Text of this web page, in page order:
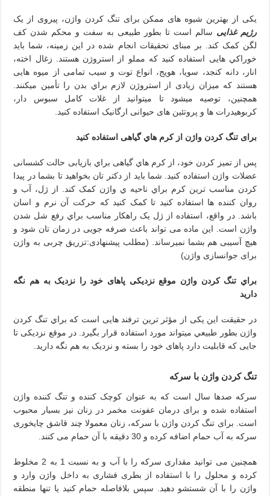
یکی از بهترین شیوه های ممکن برای تنگ کردن واژن، پیروی از یک
رژیم غذایی سالم است تا بطور طبيعی به سفت و محکم شدن کف
لگن کمک کند. بر مبنای تحقيقات انجام شده در این زمينه، شما باید
خوراکي هایی استفاده کنید که مملو از استروژن هستند. زغال اخته،
انار، دانه کنجد، سویا، هویج، انواع توت و سیب تمامی از میوه هایی
هستند که ميزان زيادی از استروژن لازم براي بدن را تأمين ميکنند.
همچنين، توصیه ميشود تا میتوانید از غلات کامل سبوس دار،
کربوهیدرات ها و پروتئین های حیوانی ارگانیک استفاده کنید.
برای تنگ کردن واژن از کرم هاي گیاهی استفاده کنید
پس از تمیز کردن خود، از کرم هاي گیاهی براي بازیابی حالت کشسانی
عضلات واژن استفاده کنید. شما باید از دکتر تان بخواهید تا بشما در پیدا
کردن مناسب ترین کرم براي ناحیه ي واژن کمک کند. از ژل، آب و
روان کننده ها استفاده کنید تا کمک کنید که حرکت آن نرم و اسان
باشد. در واقع، استفاده از ژل یک راهکار مناسب براي رفع شل شدن
واژن است. این ماده می تواند باعث صرفه جویی در زمان تان شود و
هیچ آسیبی هم بشما نمیرساند. (مطلب پیشنهادی:تزریق چربی به واژن
برای جوانسازی واژن)
براي تنگ کردن واژن موقع نزدیکی پاهای خود را نزديک به هم نگه
دارید
در حقیقت این یکی از مؤثر ترین ترفند هایی است که براي تنگ کردن
واژن بطور طبيعي میتواند مورد استفاده قرار بگیرد. در موقع نزدیکی تا
جایی که قابلیت دارد پاهای خود را بسته و نزديک به هم نگه دارید.
تنگ کردن واژن با سرکه
سرکه صدها سال است که به عنوان کوچک کننده و تنگ کننده واژن
استفاده شده و برای درمان عفونت مخمر در زنان نیز بسیار محبوب
است. برای تنگ کردن واژن با سرکه، زنان معمولا چند قاشق چایخوری
سرکه به آب حمام اضافه کرده و 30 دقیقه با آن حمام می کنند.
همچنین می توانید مقداری سرکه را با آب و به نسبت 1 به 2 مخلوط
کرده و محلول را با استفاده از بطری فشاری به داخل واژن وارد و
واژن را با آن شستشو دهید. سپس بلافاصله حمام کنید یا تنها منطقه